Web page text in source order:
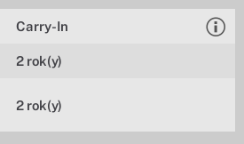
Carry-In
2 rok(y)
2 rok(y)